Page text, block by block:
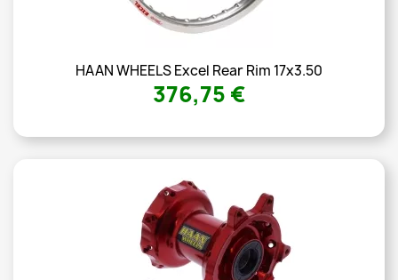
HAAN WHEELS Excel Rear Rim 17x3.50
376,75 €